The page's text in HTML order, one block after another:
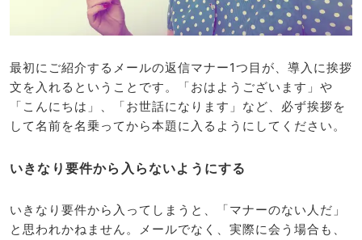
最初にご紹介するメールの返信マナー1つ目が、導入に挨拶
文を入れるということです。「おはようございます」や
「こんにちは」、「お世話になります」など、必ず挨拶を
して名前を名乗ってから本題に入るようにしてください。
いきなり要件から入らないようにする
いきなり要件から入ってしまうと、「マナーのない人だ」
と思われかねません。メールでなく、実際に会う場合も、